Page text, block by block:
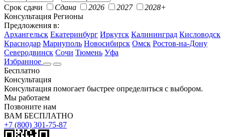
Срок сдачи
Сдана 2026 2027
2028+
Консультация Регионы
Предложения в:
Архангельск Екатеринбург Иркутск Калининград Кисловодск
Краснодар Мариуполь Новосибирск Омск Ростов-на-Дону
Северодвинск Сочи Тюмень Уфа
Избранное
Бесплатно
Консультация
Консультация помогает быстрее определиться с выбором.
Мы работаем
Позвоните нам
ВАМ БЕСПЛАТНО
+7 (800) 301-75-87